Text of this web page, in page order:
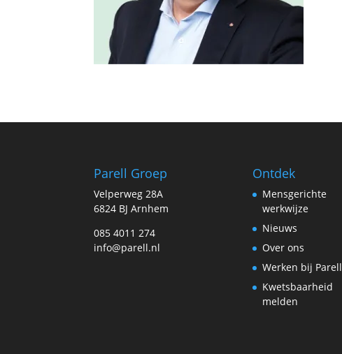
Parell Groep
Velperweg 28A
6824 BJ Arnhem
085 4011 274
info@parell.nl
Ontdek
Mensgerichte
werkwijze
Nieuws
Over ons
Werken bij Parell
Kwetsbaarheid
melden